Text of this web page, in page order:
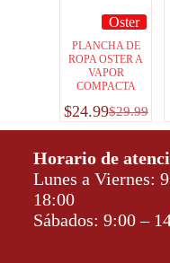
Oster
PLANCHA DE
ROPA OSTER A
VAPOR
COMPACTA
$29.99
$24.99
Horario de
Lunes a Viernes:
18:00
Sábados: 9:00 –